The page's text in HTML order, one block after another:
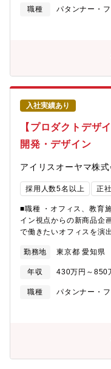
新・運用／販促企画立案
職種
パタンナー・
入社実績あり
【プロダクトデザ
開発・デザイン
アイリスオーヤマ株式
採用人数5名以上 正
■職種 ・オフィス、教育施設、福祉施設用の家具を開発。 ・デザ
イン視点からの新商品企画/アイデア
で働きたいオフィスを演
SDGsを実現する家具な
ず、デザインから設計ま
新たな当社の商品をデザインしてく
案からデザイン、構造設
製品のCMFコントロールや、品質の最
るため5名以上の複数名採用を予定。 組織
ントポジションに就くチャンスも
勤務地 東京都 愛知県
年収 430万円～850
職種
パタンナー・